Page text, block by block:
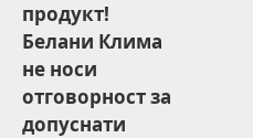
продукт!
Белани Клима
не носи
отговорност за
допуснати